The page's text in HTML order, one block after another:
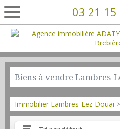
03 21 15
Biens à vendre Lambres-
Immobilier Lambres-Lez-Douai